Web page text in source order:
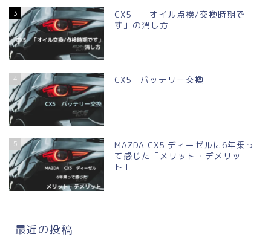
3
CX5 「オイル点検/交換時期で
す」の消し方
4 CX5 バッテリー交換
5
MAZDA CX5 ディーゼルに6年乗っ
て感じた「メリット・デメリッ
ト」
最近の投稿